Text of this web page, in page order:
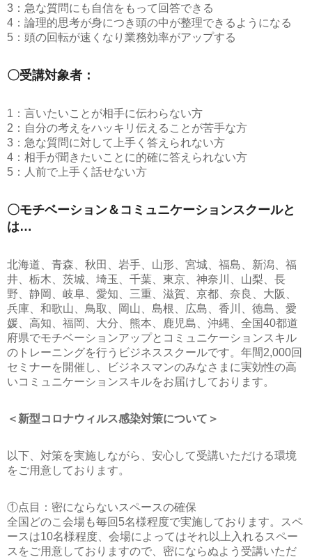
3：急な質問にも自信をもって回答できる
4：論理的思考が身につき頭の中が整理できるようになる
5：頭の回転が速くなり業務効率がアップする
〇受講対象者：
1：言いたいことが相手に伝わらない方
2：自分の考えをハッキリ伝えることが苦手な方
3：急な質問に対して上手く答えられない方
4：相手が聞きたいことに的確に答えられない方
5：人前で上手く話せない方
〇モチベーション＆コミュニケーションスクールと
は…
北海道、青森、秋田、岩手、山形、宮城、福島、新潟、福
井、栃木、茨城、埼玉、千葉、東京、神奈川、山梨、長
野、静岡、岐阜、愛知、三重、滋賀、京都、奈良、大阪、
兵庫、和歌山、鳥取、岡山、島根、広島、香川、徳島、愛
媛、高知、福岡、大分、熊本、鹿児島、沖縄、全国40都道
府県でモチベーションアップとコミュニケーションスキル
のトレーニングを行うビジネススクールです。年間2,000回
セミナーを開催し、ビジネスマンのみなさまに実効性の高
いコミュニケーションスキルをお届けしております。
＜新型コロナウィルス感染対策について＞
以下、対策を実施しながら、安心して受講いただける環境
をご用意しております。
①点目：密にならないスペースの確保
全国どのこ会場も毎回5名様程度で実施しております。スペ
ースは10名様程度、会場によってはそれ以上入れるスペー
スをご用意しておりますので、密にならぬよう受講いただ